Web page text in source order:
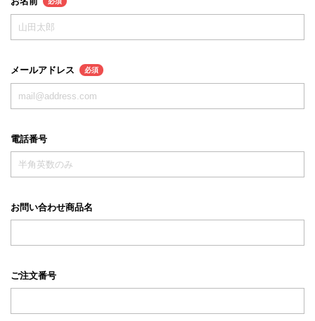
メールアドレス 必須
電話番号
お問い合わせ商品名
ご注文番号